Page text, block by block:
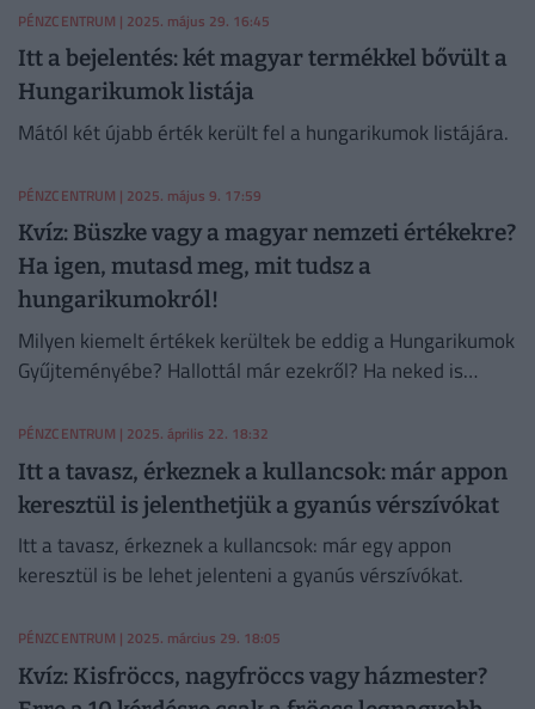
karcagi birkapörkölt.
PÉNZCENTRUM | 2025. május 29. 16:45
Itt a bejelentés: két magyar termékkel bővült a
Hungarikumok listája
Mától két újabb érték került fel a hungarikumok listájára.
PÉNZCENTRUM | 2025. május 9. 17:59
Kvíz: Büszke vagy a magyar nemzeti értékekre?
Ha igen, mutasd meg, mit tudsz a
hungarikumokról!
Milyen kiemelt értékek kerültek be eddig a Hungarikumok
Gyűjteményébe? Hallottál már ezekről? Ha neked is
kvízünket!
PÉNZCENTRUM | 2025. április 22. 18:32
Itt a tavasz, érkeznek a kullancsok: már appon
keresztül is jelenthetjük a gyanús vérszívókat
Itt a tavasz, érkeznek a kullancsok: már egy appon
keresztül is be lehet jelenteni a gyanús vérszívókat.
PÉNZCENTRUM | 2025. március 29. 18:05
Kvíz: Kisfröccs, nagyfröccs vagy házmester?